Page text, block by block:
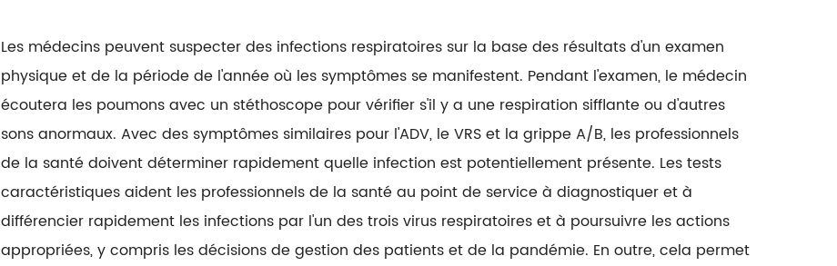
Les médecins peuvent suspecter des infections respiratoires sur la base des résultats d'un examen
physique et de la période de l'année où les symptômes se manifestent. Pendant l'examen, le médecin
écoutera les poumons avec un stéthoscope pour vérifier s'il y a une respiration sifflante ou d'autres
sons anormaux. Avec des symptômes similaires pour l'ADV, le VRS et la grippe A/B, les professionnels
de la santé doivent déterminer rapidement quelle infection est potentiellement présente. Les tests
caractéristiques aident les professionnels de la santé au point de service à diagnostiquer et à
différencier rapidement les infections par l'un des trois virus respiratoires et à poursuivre les actions
appropriées, y compris les décisions de gestion des patients et de la pandémie. En outre, cela permet